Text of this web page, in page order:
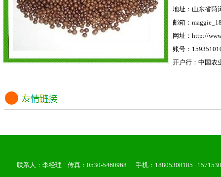
地址：山东省菏
邮箱：
网址： http://
账号：
开户行：中国农
联系人：李经理 传真：0530-5460968 手机：18805308185